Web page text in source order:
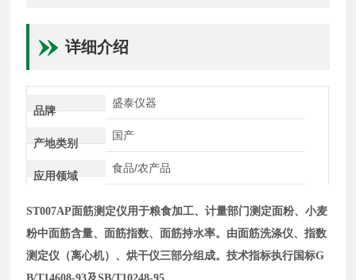
详细介绍
品牌
盛泰仪器
产地类别
国产
应用领域
食品/农产品
ST007AP面筋测定仪用于粮食加工、计量部门测定面粉、小麦
粉中面筋含量、面筋指数、面筋持水率。由面筋洗涤仪、指数
测定仪 （离心机） 、烘干仪三部分组成。技术指标执行国标G